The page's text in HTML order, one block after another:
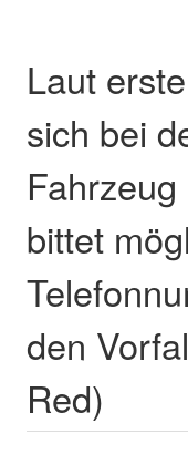
Laut
sich bei
bittet
den
Red)